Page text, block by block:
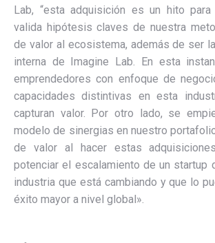
Lab, “esta adquisición es un hito para
valida hipótesis claves de nuestra
de valor al ecosistema, además de ser
interna de Imagine Lab. En esta
emprendedores con enfoque de
capacidades distintivas en esta
capturan valor. Por otro lado, se
modelo de sinergias en nuestro
de valor al hacer estas
potenciar el escalamiento de un startup
industria que está cambiando y que lo
éxito mayor a nivel global».